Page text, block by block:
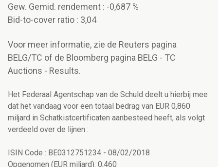
Gew. Gemid. rendement : -0,687 %
Bid-to-cover ratio : 3,04
Voor meer informatie, zie de Reuters pagina
BELG/TC of de Bloomberg pagina BELG - TC
Auctions - Results.
Het Federaal Agentschap van de Schuld deelt u hierbij mee
dat het vandaag voor een totaal bedrag van EUR 0,860
miljard in Schatkistcertificaten aanbesteed heeft, als volgt
verdeeld over de lijnen :
ISIN Code : BE0312751234 - 08/02/2018
Opgenomen (EUR miljard): 0,460